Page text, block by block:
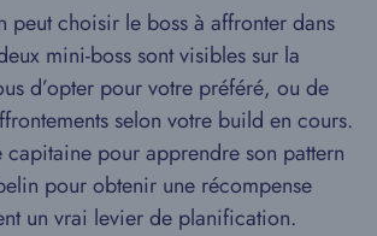
peut choisir le boss à affronter dans
mini-boss sont visibles sur la
d’opter pour votre préféré, ou de
selon votre build en cours.
capitaine pour apprendre son pattern
pour obtenir une récompense
un vrai levier de planification.